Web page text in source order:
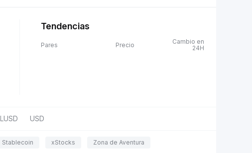
Tendencias
Pares Precio
Cambio en
24H
USD
Stablecoin xStocks Zona de Aventura